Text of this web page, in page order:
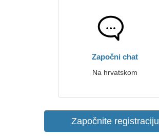
Započni chat
Na hrvatskom
Započnite registraciju